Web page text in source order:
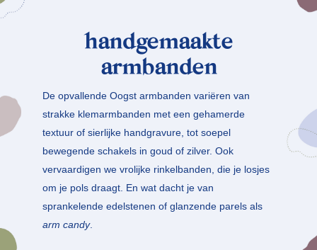
handgemaakte
armbanden
De opvallende Oogst armbanden variëren van
strakke klemarmbanden met een gehamerde
textuur of sierlijke handgravure, tot soepel
bewegende schakels in goud of zilver. Ook
vervaardigen we vrolijke rinkelbanden, die je losjes
om je pols draagt. En wat dacht je van
sprankelende edelstenen of glanzende parels als
arm candy.